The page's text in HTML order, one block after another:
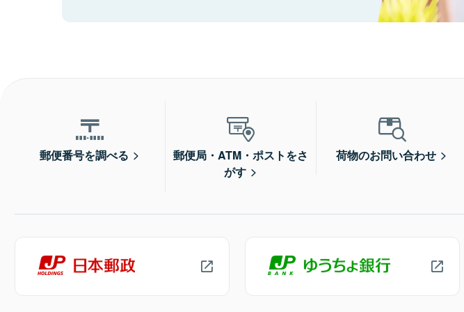
郵便番号を調べる
郵便局・ATM・ポストをさ
がす
荷物のお問い合わせ